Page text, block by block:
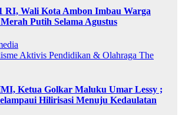
RI, Wali Kota Ambon Imbau Warga
Putih Selama Agustus
Aktivis Pendidikan & Olahraga The
Ketua Golkar Maluku Umar Lessy ;
Hilirisasi Menuju Kedaulatan